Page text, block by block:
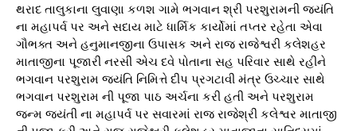
થરાદ તાલુકાના લુવાણા કળશ ગામે ભગવાન શ્રી પરશુરામની જયંતિ
ના મહાપર્વ પર અને સદાય માટે ધાર્મિક કાર્યોમાં તપ્તર રહેતા એવા
ગૌભક્ત અને હનુમાનજીના ઉપાસક અને રાજ રાજેશ્વરી કલેશહર
માતાજીના પૂજારી નરસી એચ દવે પોતાના સહ પરિવાર સાથે રહીને
ભગવાન પરશુરામ જયંતિ નિમિત્તે દીપ પ્રગટાવી મંત્ર ઉચ્ચાર સાથે
ભગવાન પરશુરામ ની પૂજા પાઠ અર્ચના કરી હતી અને પરશુરામ
જન્મ જયંતી ના મહાપર્વ પર સવારમાં રાજ રાજેશ્રી કલેશ્વર માતાજી